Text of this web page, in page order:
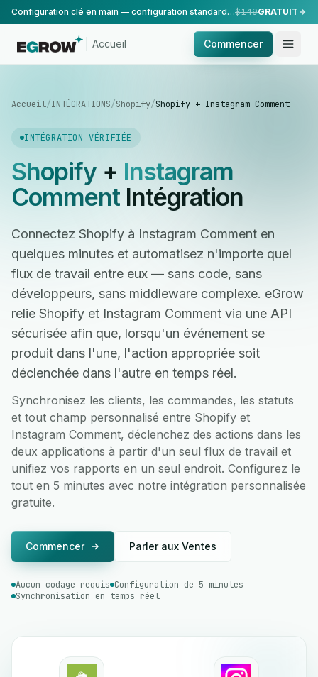
Configuration clé en main — configuration standard, réalisée par notre équipe.$149GRATUIT
Accueil Commencer
Accueil/INTÉGRATIONS/Shopify/Shopify + Instagram Comment
INTÉGRATION VÉRIFIÉE
Shopify+ Instagram
CommentIntégration
Connectez Shopify à Instagram Comment en
quelques minutes et automatisez n'importe quel
flux de travail entre eux — sans code, sans
développeurs, sans middleware complexe. eGrow
relie Shopify et Instagram Comment via une API
sécurisée afin que, lorsqu'un événement se
produit dans l'une, l'action appropriée soit
déclenchée dans l'autre en temps réel.
Synchronisez les clients, les commandes, les statuts
et tout champ personnalisé entre Shopify et
Instagram Comment, déclenchez des actions dans les
deux applications à partir d'un seul flux de travail et
unifiez vos rapports en un seul endroit. Configurez le
tout en 5 minutes avec notre intégration personnalisée
gratuite.
Commencer Parler aux Ventes
Aucun codage requis Configuration de 5 minutes
Synchronisation en temps réel